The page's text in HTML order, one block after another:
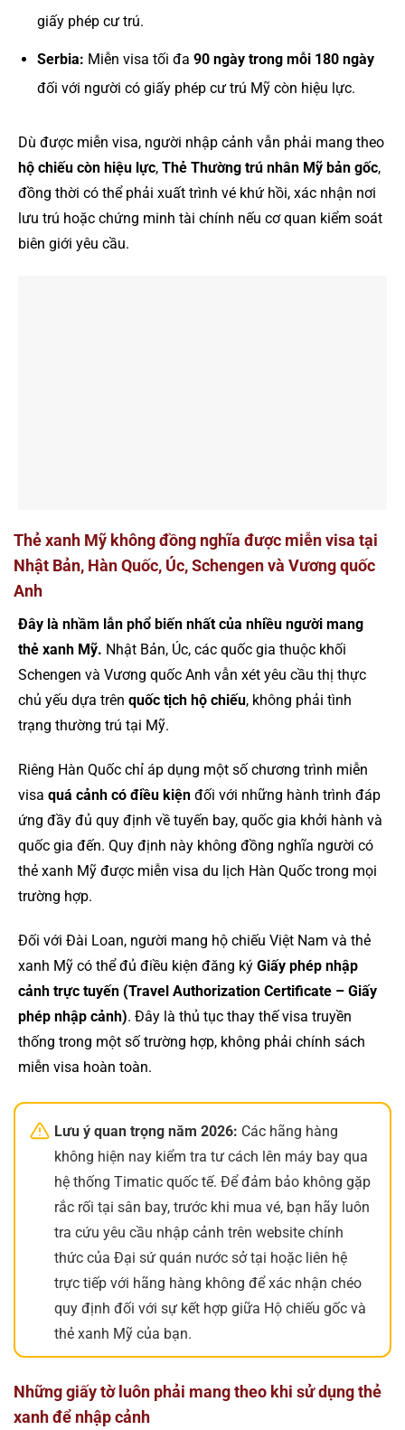
giấy phép cư trú.
Serbia: Miễn visa tối đa 90 ngày trong mỗi 180 ngày
đối với người có giấy phép cư trú Mỹ còn hiệu lực.
Dù được miễn visa, người nhập cảnh vẫn phải mang theo
hộ chiếu còn hiệu lực, Thẻ Thường trú nhân Mỹ bản gốc,
đồng thời có thể phải xuất trình vé khứ hồi, xác nhận nơi
lưu trú hoặc chứng minh tài chính nếu cơ quan kiểm soát
biên giới yêu cầu.
Thẻ xanh Mỹ không đồng nghĩa được miễn visa tại
Nhật Bản, Hàn Quốc, Úc, Schengen và Vương quốc
Anh
Đây là nhầm lẫn phổ biến nhất của nhiều người mang
thẻ xanh Mỹ. Nhật Bản, Úc, các quốc gia thuộc khối
Schengen và Vương quốc Anh vẫn xét yêu cầu thị thực
chủ yếu dựa trên quốc tịch hộ chiếu, không phải tình
trạng thường trú tại Mỹ.
Riêng Hàn Quốc chỉ áp dụng một số chương trình miễn
visa quá cảnh có điều kiện đối với những hành trình đáp
ứng đầy đủ quy định về tuyến bay, quốc gia khởi hành và
quốc gia đến. Quy định này không đồng nghĩa người có
thẻ xanh Mỹ được miễn visa du lịch Hàn Quốc trong mọi
trường hợp.
Đối với Đài Loan, người mang hộ chiếu Việt Nam và thẻ
xanh Mỹ có thể đủ điều kiện đăng ký Giấy phép nhập
cảnh trực tuyến (Travel Authorization Certificate – Giấy
phép nhập cảnh). Đây là thủ tục thay thế visa truyền
thống trong một số trường hợp, không phải chính sách
miễn visa hoàn toàn.
Lưu ý quan trọng năm 2026: Các hãng hàng
không hiện nay kiểm tra tư cách lên máy bay qua
hệ thống Timatic quốc tế. Để đảm bảo không gặp
rắc rối tại sân bay, trước khi mua vé, bạn hãy luôn
tra cứu yêu cầu nhập cảnh trên website chính
thức của Đại sứ quán nước sở tại hoặc liên hệ
trực tiếp với hãng hàng không để xác nhận chéo
quy định đối với sự kết hợp giữa Hộ chiếu gốc và
thẻ xanh Mỹ của bạn.
Những giấy tờ luôn phải mang theo khi sử dụng thẻ
xanh để nhập cảnh